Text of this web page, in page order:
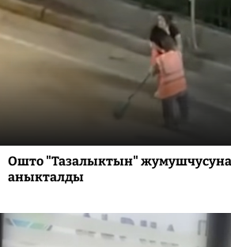
Ошто "Тазалыктын" жумушчусуна
аныкталды